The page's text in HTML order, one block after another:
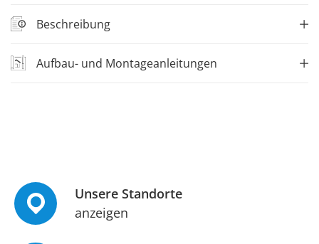
Beschreibung
Aufbau- und Montageanleitungen
Unsere Standorte
anzeigen